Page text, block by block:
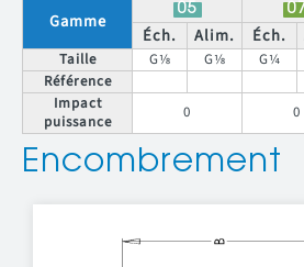
Gamme 05 07
Éch. Alim. Éch.
Taille G⅛ G⅛ G¼
Référence
Impact
puissance
0 0
Encombrement